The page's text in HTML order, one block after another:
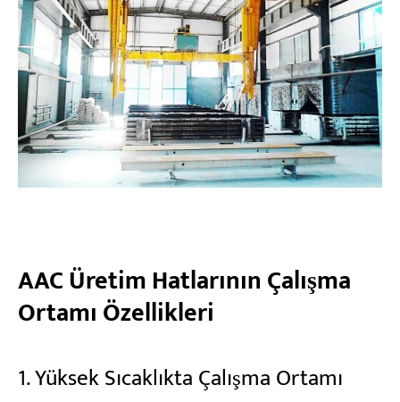
AAC Üretim Hatlarının Çalışma
Ortamı Özellikleri
1. Yüksek Sıcaklıkta Çalışma Ortamı